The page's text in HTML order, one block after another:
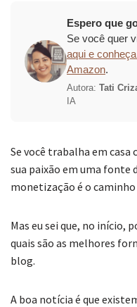
Espero que
Se você quer
aqui e
Amazon.
Autora: Tati
IA
Se você trabalha em
sua paixão em uma fonte
monetização é o
Mas eu sei que, no início,
quais são as melhores
blog.
A boa notícia é que